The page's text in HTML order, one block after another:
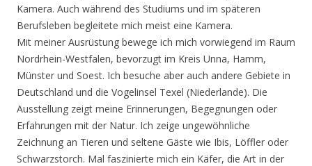
Kamera. Auch während des Studiums und im späteren
Berufsleben begleitete mich meist eine Kamera.
Mit meiner Ausrüstung bewege ich mich vorwiegend im Raum
Nordrhein-Westfalen, bevorzugt im Kreis Unna, Hamm,
Münster und Soest. Ich besuche aber auch andere Gebiete in
Deutschland und die Vogelinsel Texel (Niederlande). Die
Ausstellung zeigt meine Erinnerungen, Begegnungen oder
Erfahrungen mit der Natur. Ich zeige ungewöhnliche
Zeichnung an Tieren und seltene Gäste wie Ibis, Löffler oder
Schwarzstorch. Mal faszinierte mich ein Käfer, die Art in der